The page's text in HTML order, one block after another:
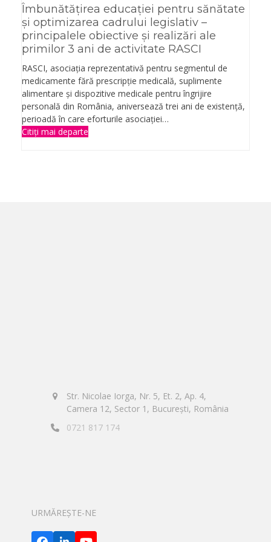
Îmbunătăţirea educaţiei pentru sănătate
şi optimizarea cadrului legislativ –
principalele obiective şi realizări ale
primilor 3 ani de activitate RASCI
RASCI, asociaţia reprezentativă pentru segmentul de
medicamente fără prescripţie medicală, suplimente
alimentare şi dispozitive medicale pentru îngrijire
personală din România, aniversează trei ani de existenţă,
perioadă în care eforturile asociaţiei…
Citiți mai departe
Str. Nicolae Iorga, Nr. 5, Et. 2, Ap. 4,
Camera 12, Sector 1, București, România
0721 817 174
URMĂREȘTE-NE